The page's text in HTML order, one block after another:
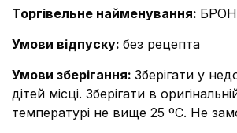
Торгівельне найменування:
Умови відпуску: без рецепта
Умови зберігання: Зберігати у
дітей місці. Зберігати в
температурі не вище 25 ºС. Не